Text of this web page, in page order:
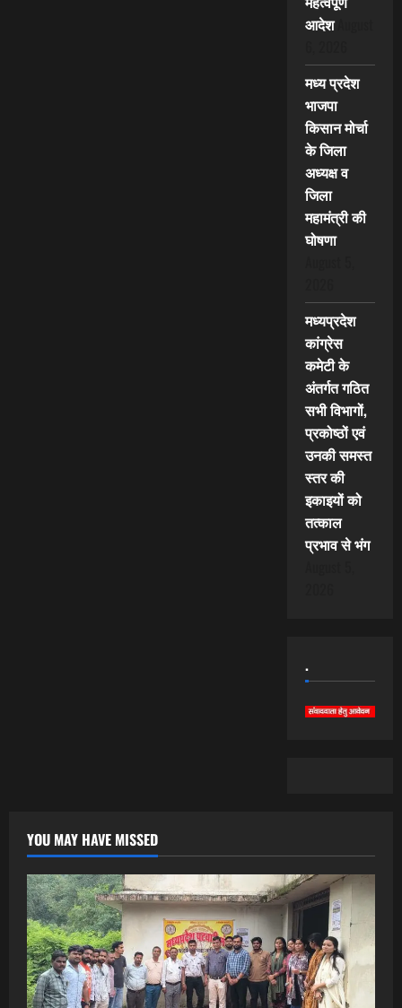
आदेश
मध्य प्रदेश
भाजपा
किसान मोर्चा
के जिला
अध्यक्ष व
जिला
महामंत्री की
घोषणा
मध्यप्रदेश
कांग्रेस
कमेटी के
अंतर्गत गठित
सभी विभागों,
प्रकोष्ठों एवं
उनकी समस्त
स्तर की
इकाइयों को
तत्काल
प्रभाव से भंग
.
YOU MAY HAVE MISSED